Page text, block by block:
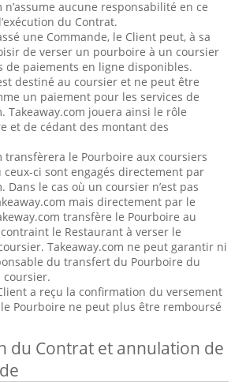
n’assume aucune responsabilité en ce
du Contrat.
une Commande, le Client peut, à sa
de verser un pourboire à un coursier
de paiements en ligne disponibles.
destiné au coursier et ne peut être
un paiement pour les services de
Takeaway.com jouera ainsi le rôle
et de cédant des montant des
transfèrera le Pourboire aux coursiers
ceux-ci sont engagés directement par
Dans le cas où un coursier n’est pas
mais directement par le
transfère le Pourboire au
le Restaurant à verser le
Takeaway.com ne peut garantir ni
du transfert du Pourboire du
coursier.
a reçu la confirmation du versement
Pourboire ne peut plus être remboursé
du Contrat et annulation de